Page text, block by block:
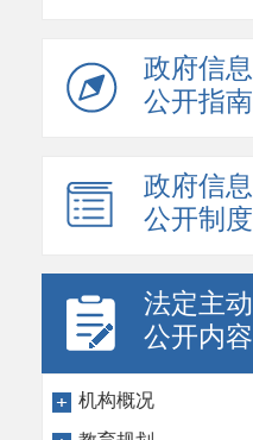
政府信息
公开指南
政府信息
公开制度
法定主动
公开内容
机构概况